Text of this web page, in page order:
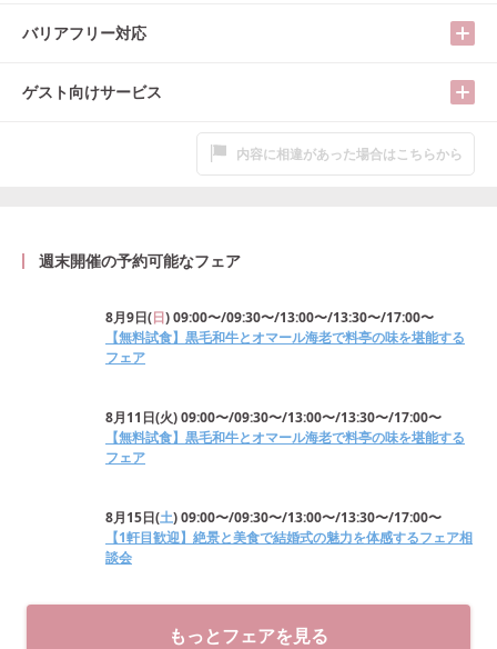
バリアフリー対応
ゲスト向けサービス
内容に相違があった場合はこちらから
週末開催の予約可能なフェア
8月9日(日)09:00〜/09:30〜/13:00〜/13:30〜/17:00〜
【無料試食】黒毛和牛とオマール海老で料亭の味を堪能する
フェア
8月11日(火)09:00〜/09:30〜/13:00〜/13:30〜/17:00〜
【無料試食】黒毛和牛とオマール海老で料亭の味を堪能する
フェア
8月15日(土)09:00〜/09:30〜/13:00〜/13:30〜/17:00〜
【1軒目歓迎】絶景と美食で結婚式の魅力を体感するフェア相
談会
もっとフェアを見る